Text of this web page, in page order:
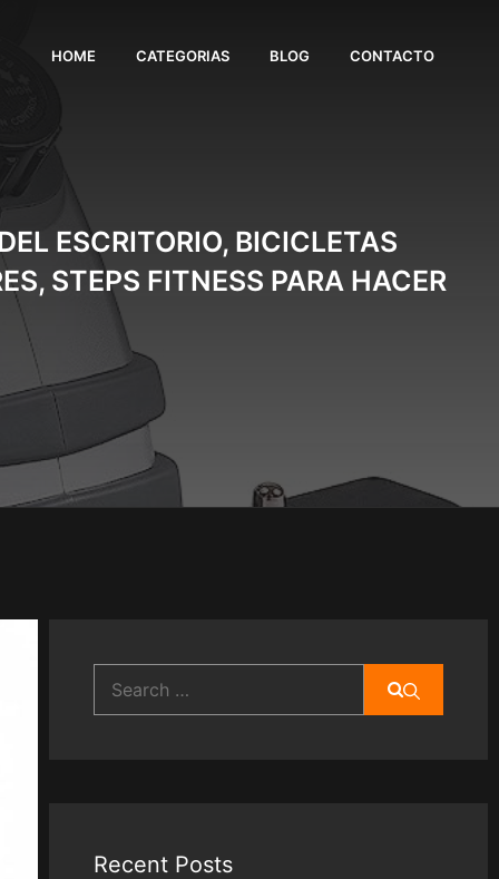
HOME CATEGORIAS BLOG CONTACTO
ESCRITORIO, BICICLETAS
STEPS FITNESS PARA HACER
for:
Recent Posts